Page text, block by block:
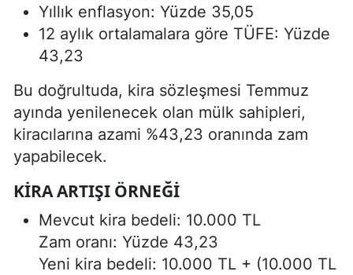
Yıllık enflasyon: Yüzde 35,05
12 aylık ortalamalara göre TÜFE: Yüzde
43,23
Bu doğrultuda, kira sözleşmesi Temmuz
ayında yenilenecek olan mülk sahipleri,
kiracılarına azami %43,23 oranında zam
yapabilecek.
KIRA ARTIŞI ÖRNEĞI
Mevcut kira bedeli: 10.000 TL
Zam oranı: Yüzde 43,23
Yeni kira bedeli: 10.000 TL + (10.000 TL